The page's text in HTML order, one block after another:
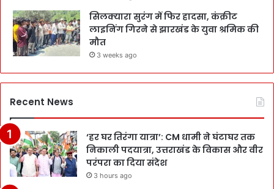
सिलक्यारा सुरंग में फिर हादसा, कंक्रीट
लाइनिंग गिरने से झारखंड के युवा श्रमिक की
मौत
3 weeks ago
Recent News
‘हर घर तिरंगा यात्रा’: CM धामी ने घंटाघर तक
निकाली पदयात्रा, उत्तराखंड के विकास और वीर
परंपरा का दिया संदेश
3 hours ago